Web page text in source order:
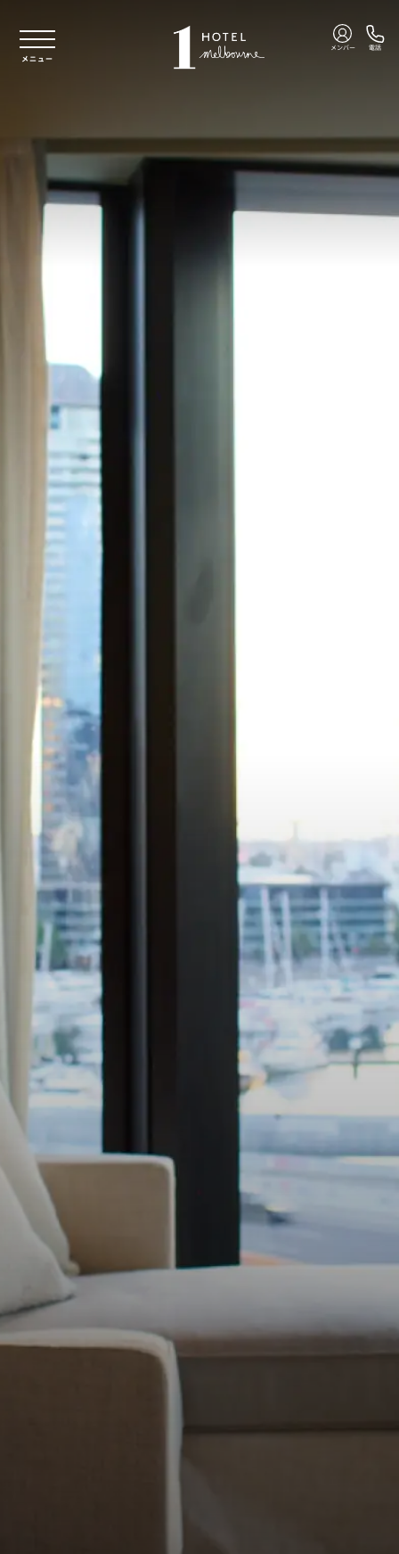
メニュー
メンバー 電話